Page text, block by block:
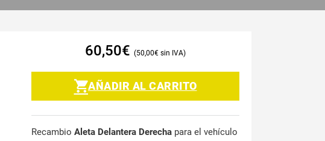
60,50€ 50,00€
AÑADIR AL CARRITO
Recambio Aleta Delantera Derecha para el vehículo